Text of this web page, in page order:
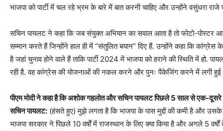
भाजपा को पार्टी में चल रहे भ्रम के बारे में बात करनी चाहिए और उन्होंने वसुंधरा राजे
सचिन पायलट ने कहा कि जब संयुक्त अभियान का सवाल आता है तो फोटो-पोस्‍टर
सम्मान करते हैं जिन्होंने हाल ही में “संतुलित बयान” दिए हैं. उन्होंने कहा कि कांग्रेस
है जहां चुनाव होने वाले हैं ताकि पार्टी 2024 में भाजपा को हराने की स्थिति में हो.
रही है. वह कांग्रेस की योजनाओं की नकल करने और पुनः पैकेजिंग करने में लगी हुई
पीएम मोदी ने कहा है कि अशोक गहलोत और सचिन पायलट पिछले 5 साल से एक-
सचिन पायलट: (हंसते हुए) मुझे लगता है कि भाजपा के पास मुद्दों की कमी है और
भाजपा सरकार ने पिछले 10 वर्षों में राजस्थान के लिए क्या किया है और अगले 5